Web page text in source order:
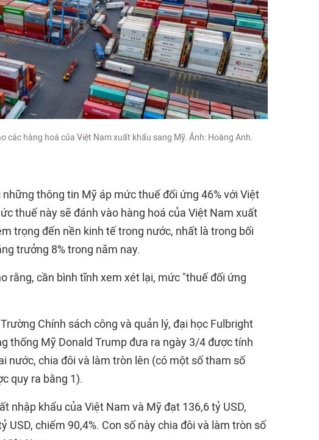
các hàng hoá của Việt Nam xuất khẩu sang Mỹ. Ảnh: Hoàng Anh.
thông tin Mỹ áp mức thuế đối ứng 46% với Việt
thuế này sẽ đánh vào hàng hoá của Việt Nam xuất
trọng đến nền kinh tế trong nước, nhất là trong bối
trưởng 8% trong năm nay.
rằng, cần bình tĩnh xem xét lại, mức "thuế đối ứng
Chính sách công và quản lý, đại học Fulbright
thống Mỹ Donald Trump đưa ra ngày 3/4 được tính
nước, chia đôi và làm tròn lên (có một số tham số
quy ra bằng 1).
nhập khẩu của Việt Nam và Mỹ đạt 136,6 tỷ USD,
USD, chiếm 90,4%. Con số này chia đôi và làm tròn số